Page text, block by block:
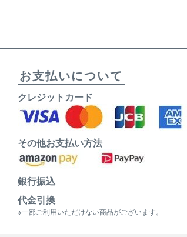
お支払いについて
クレジットカード
その他お支払い方法
銀行振込
代金引換
※一部ご利用いただけない商品がございます。